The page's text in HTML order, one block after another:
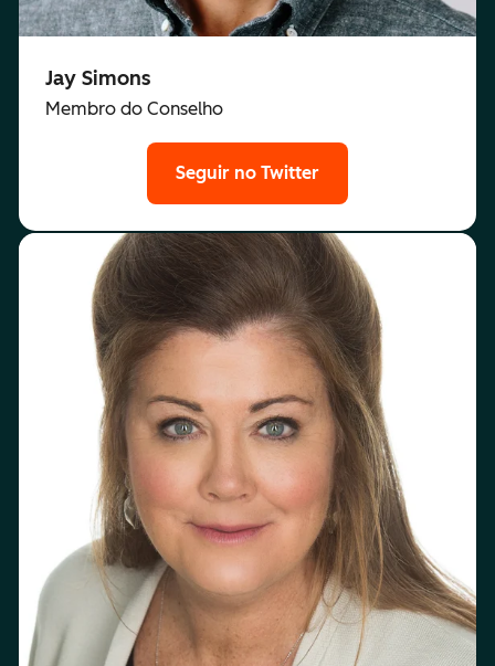
Jay Simons
Membro do Conselho
Seguir no Twitter